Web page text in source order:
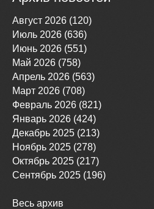
Август 2026 (120)
Июль 2026 (636)
Июнь 2026 (551)
Май 2026 (758)
Апрель 2026 (563)
Март 2026 (708)
Февраль 2026 (821)
Январь 2026 (424)
Декабрь 2025 (213)
Ноябрь 2025 (278)
Октябрь 2025 (217)
Сентябрь 2025 (196)
Весь архив